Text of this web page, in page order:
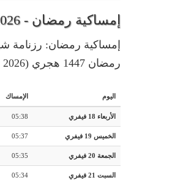
إمساكية رمضان - Vernon 2026
رمضان 1447 هجري (2026 ميلادي)
اليوم الإمساك
الأربعاء 18 فيفري 05:38
الخميس 19 فيفري 05:37
الجمعة 20 فيفري 05:35
السبت 21 فيفري 05:34